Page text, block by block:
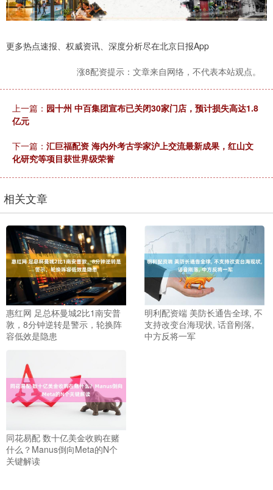
更多热点速报、权威资讯、深度分析尽在北京日报App
涨8配资提示：文章来自网络，不代表本站观点。
上一篇： 园十州 中百集团宣布已关闭30家门店，预计损失高达1.8
亿元
下一篇： 汇巨福配资 海内外考古学家沪上交流最新成果，红山文
化研究等项目获世界级荣誉
相关文章
惠红网 足总杯曼城2比1南安普
敦，8分钟逆转是警示，轮换阵
容低效是隐患
明利配资端 美防长通告全球, 不
支持改变台海现状, 话音刚落,
中方反将一军
同花易配 数十亿美金收购在赌
什么？Manus倒向Meta的N个
关键解读